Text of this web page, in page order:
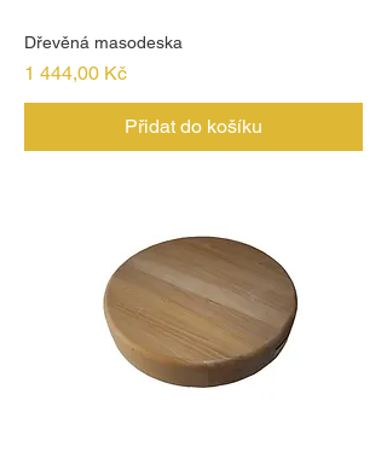
Dřevěná masodeska
Cena
1 444,00 Kč
Přidat do košíku